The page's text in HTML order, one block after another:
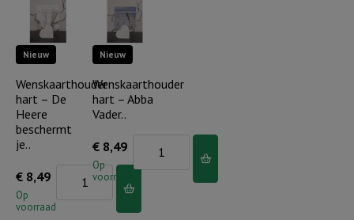
Nieuw
Wenskaarthouder
hart – De
Heere
beschermt
je..
€ 8,49
Op
voorraad
Wenskaarthouder
Nieuw
Wenskaarthouder
hart – Abba
Vader..
€ 8,49
Op
voorraad
Wenskaarthouder
hart
-
Abba